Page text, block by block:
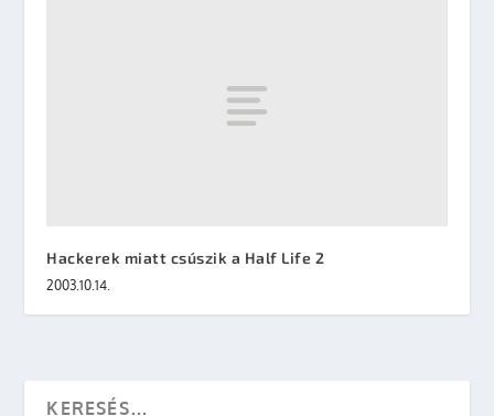
Hackerek miatt csúszik a Half Life 2
2003.10.14.